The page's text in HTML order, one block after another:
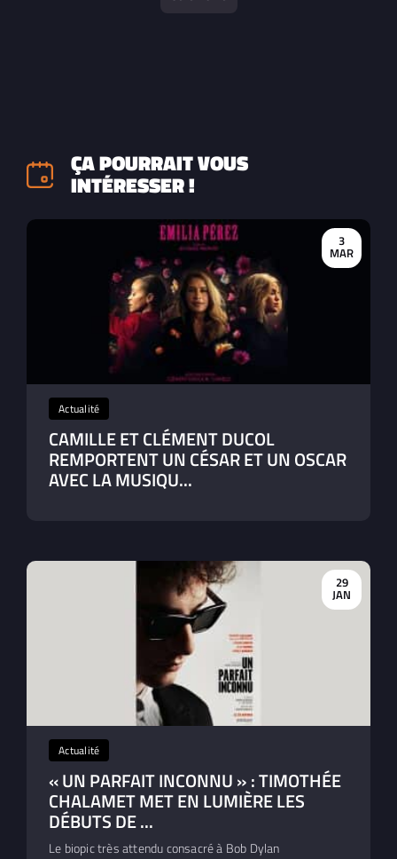
ÇA POURRAIT VOUS
INTÉRESSER !
3
MAR
Actualité
CAMILLE ET CLÉMENT DUCOL
REMPORTENT UN CÉSAR ET UN OSCAR
AVEC LA MUSIQU...
29
JAN
Actualité
« UN PARFAIT INCONNU » : TIMOTHÉE
CHALAMET MET EN LUMIÈRE LES
DÉBUTS DE ...
Le biopic très attendu consacré à Bob Dylan